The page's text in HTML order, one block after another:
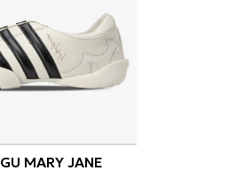
MARY JANE